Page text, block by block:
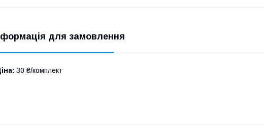
для замовлення
30 ₴/комплект